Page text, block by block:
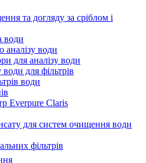
та догляду за сріблом і
води
аналізу води
для аналізу води
для фільтрів
води
Everpure Claris
для систем очищення води
фільтрів